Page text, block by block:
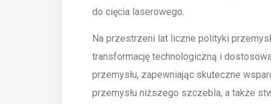
do cięcia laserowego.
Na przestrzeni lat liczne polityki
transformację technologiczną i
przemysłu, zapewniając skuteczne
przemysłu niższego szczebla, a także